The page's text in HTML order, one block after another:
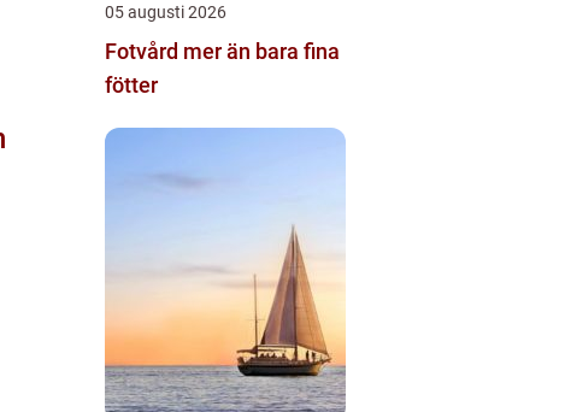
05 augusti 2026
Fotvård mer än bara fina
fötter